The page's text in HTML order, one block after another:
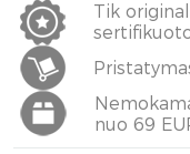
Tik
nuo 69